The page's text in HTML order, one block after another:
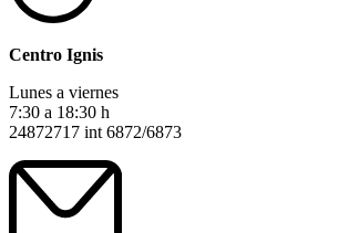
Centro Ignis
Lunes a viernes
7:30 a 18:30 h
24872717 int 6872/6873